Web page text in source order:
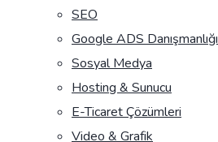
SEO
Google ADS Danışmanlığı
Sosyal Medya
Hosting & Sunucu
E-Ticaret Çözümleri
Video & Grafik